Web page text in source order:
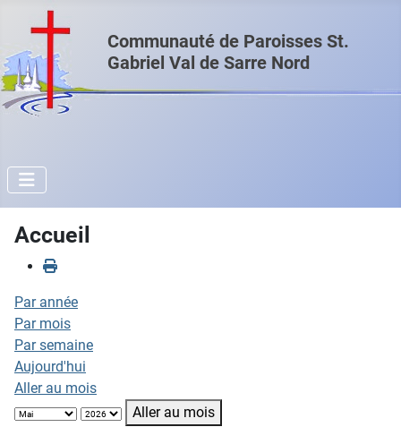
Communauté de Paroisses St.
Gabriel Val de Sarre Nord
Accueil
Par année
Par mois
Par semaine
Aujourd'hui
Aller au mois
Aller au mois